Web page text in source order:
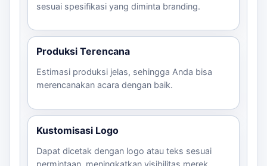
sesuai spesifikasi yang diminta branding.
Produksi Terencana
Estimasi produksi jelas, sehingga Anda bisa
merencanakan acara dengan baik.
Kustomisasi Logo
Dapat dicetak dengan logo atau teks sesuai